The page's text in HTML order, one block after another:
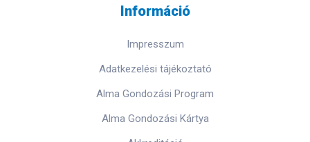
Információ
Impresszum
Adatkezelési tájékoztató
Alma Gondozási Program
Alma Gondozási Kártya